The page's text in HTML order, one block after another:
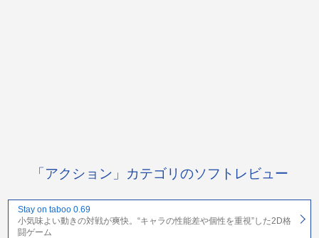
「アクション」カテゴリのソフトレビュー
Stay on taboo 0.69
小気味よい動きの対戦が爽快。“キャラの性能差や個性を重視”した2D格
闘ゲーム